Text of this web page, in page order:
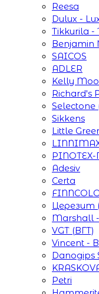
Reesa
Dulux -
Tikkurila -
SAICOS
ADLER
Kelly
Richard's
Sikkens
Little
Adesiv
Certa
Церезит
Marshall
VGT (ВГТ)
Vincent -
Petri